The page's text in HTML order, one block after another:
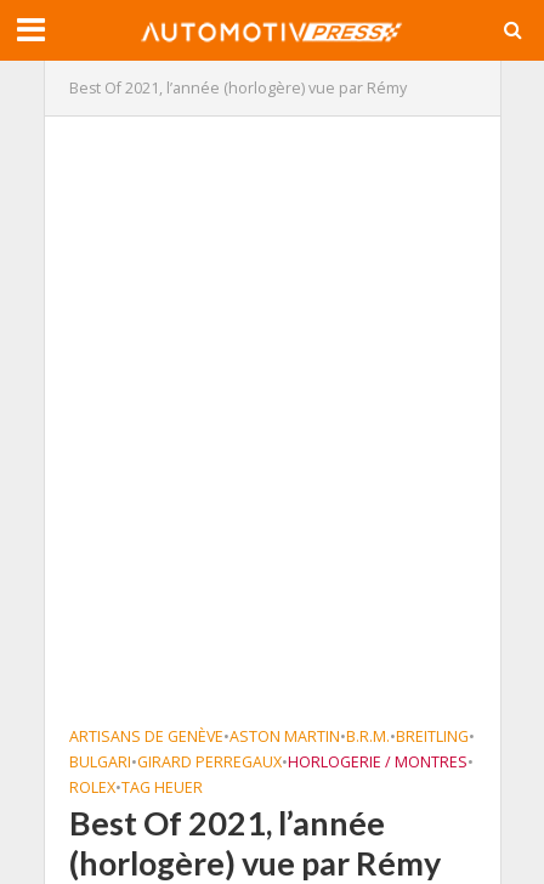
Best Of 2021, l’année (horlogère) vue par Rémy
ARTISANS DE GENÈVE•ASTON MARTIN•B.R.M.•BREITLING•
BULGARI•GIRARD PERREGAUX•HORLOGERIE / MONTRES•
ROLEX•TAG HEUER
Best Of 2021, l’année
(horlogère) vue par Rémy